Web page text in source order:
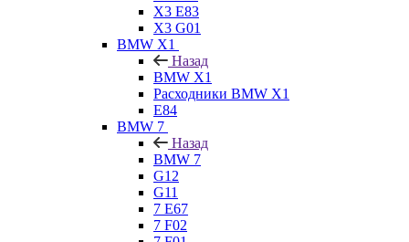
X3 E83
X3 G01
BMW X1
Назад
BMW X1
Расходники BMW X1
E84
BMW 7
Назад
BMW 7
G12
G11
7 Е67
7 F02